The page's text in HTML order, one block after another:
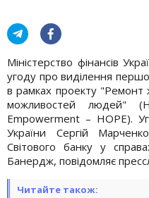
Міністерство фінансів
угоду про виділення
в рамках проекту "Ремонт
можливостей людей"
Empowerment – HOPE).
України Сергій
Світового банку у
Банердж, повідомляє
Читайте також: